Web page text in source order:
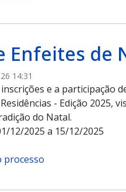
Enfeites de
14:31
e a participação
- Edição
do Natal.
12/2025 a 15/12/2025
processo